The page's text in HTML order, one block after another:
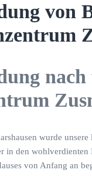
von
wurde
in den wohlverdienten
von Anfang an